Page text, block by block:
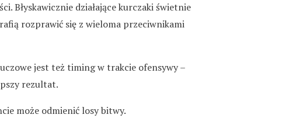
Błyskawicznie działające kurczaki świetnie
rozprawić się z wieloma przeciwnikami
jest też timing w trakcie ofensywy –
rezultat.
może odmienić losy bitwy.